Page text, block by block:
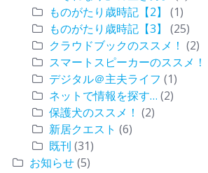
ものがたり歳時記【2】
(1)
ものがたり歳時記【3】
(25)
クラウドブックのススメ！ (2)
スマートスピーカーのススメ！
デジタル＠主夫ライフ (1)
ネットで情報を探す… (2)
保護犬のススメ！ (2)
新居クエスト (6)
既刊 (31)
お知らせ(5)